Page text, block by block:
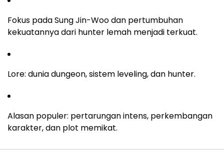
Fokus pada Sung Jin-Woo dan pertumbuhan
kekuatannya dari hunter lemah menjadi terkuat.
Lore: dunia dungeon, sistem leveling, dan hunter.
Alasan populer: pertarungan intens, perkembangan
karakter, dan plot memikat.